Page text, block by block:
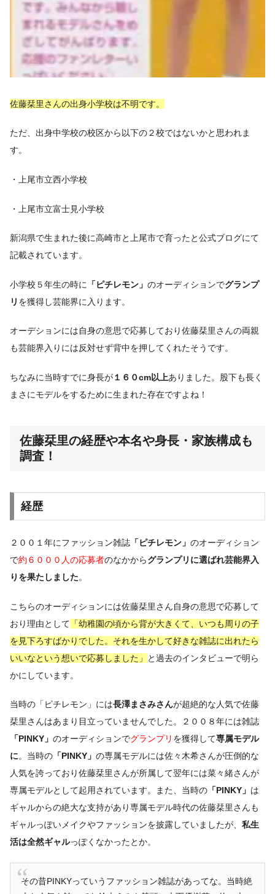
佐藤栞里さんの出身小学校は不明です。
ただ、出身中学校の校区から以下の２校ではないかと思われま
す。
・上尾市立西小学校
・上尾市立富士見小学校
新潟県で生まれた後に高崎市と上尾市で育ったと公式ブログにて
記載されています。
小学校５年生の時に 「ピチレモン」 のオーディションでグランプ
リ を獲得し芸能界に入ります。
オーデションには自身の意思で応募しており佐藤栞里さんの両親
も芸能界入りには反対せず背中を押してくれたそうです。
ちなみに当時すでに身長が１６０cm以上ありました。股下も長く
まさにモデルをするために生まれた存在ですよね！
佐藤栞里の経歴や本名や身長・家族構成も
調査！
経歴
２００１年にファッション雑誌 「ピチレモン」 のオーディション
で約６０００人の応募者のなかからグランプリに選ばれ芸能界入
りを果たしました。
こちらのオーディションには佐藤栞里さん自身の意思で応募して
おり理由として 「幼稚園の頃から背が大きくて、いつも周りの子
を見下ろすばかりでした。それを生かして好きな雑誌に出れたら
いいなという想いで応募しました」
と過去のインタビューで明ら
かにしています。
当時の「ピチレモン」には長澤まさみさんが超絶的な人気で佐藤
栞里さんはあまり目立っていませんでした。２００８年には雑誌
「PINKY」 のオーディションでグランプリ を獲得して専属モデル
に。当時の 「PINKY」 の専属モデルには佐々木希さんが圧倒的な
人気を誇っており佐藤栞里さんが所属して翌年には菜々緒さんが
専属モデルとして起用されています。また、当時の 「PINKY」 は
ギャルからの絶大な支持があり専属モデル時代の佐藤栞里さんも
ギャルっぽいメイクやファッションを披露していましたが、 私生
活は全然ギャルっぽくなかったとか。
その昔PINKYっていうファッション雑誌があってな。当時絶